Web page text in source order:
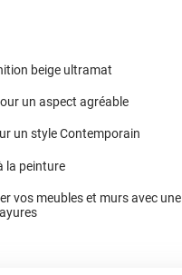
beige ultramat
un aspect agréable
un style Contemporain
la peinture
vos meubles et murs avec une